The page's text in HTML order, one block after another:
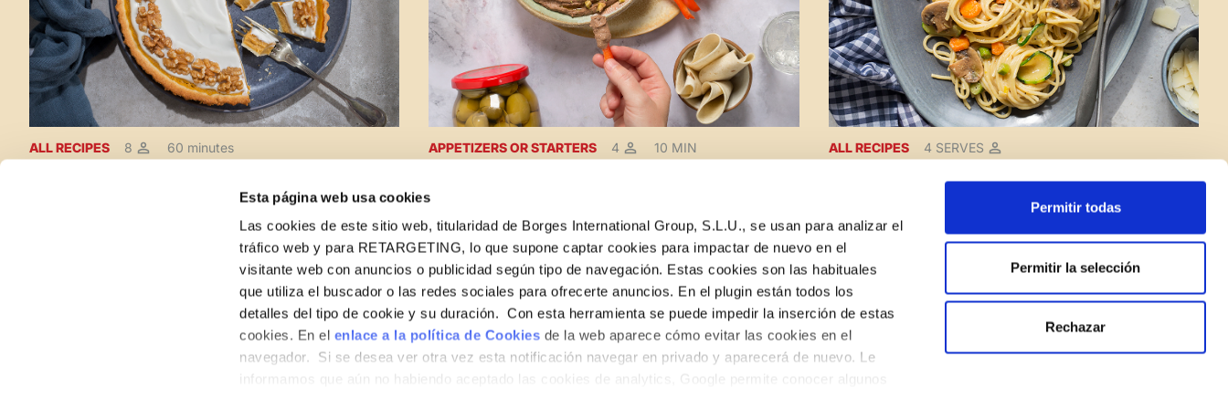
Esta página web usa cookies
Las cookies de este sitio web, titularidad de Borges International Group, S.L.U., se usan para analizar el
tráfico web y para RETARGETING, lo que supone captar cookies para impactar de nuevo en el
visitante web con anuncios o publicidad según tipo de navegación. Estas cookies son las habituales
que utiliza el buscador o las redes sociales para ofrecerte anuncios. En el plugin están todos los
detalles del tipo de cookie y su duración. Con esta herramienta se puede impedir la inserción de estas
cookies. En el enlace a la política de Cookies de la web aparece cómo evitar las cookies en el
navegador. Si se desea ver otra vez esta notificación navegar en privado y aparecerá de nuevo. Le
informamos que aún no habiendo aceptado las cookies de analytics, Google permite conocer algunos
Permitir todas
Permitir la selección
Rechazar
ALL RECIPES 8 60 minutes APPETIZERS OR STARTERS 4 10 MIN
Easy appetizer: Olive hummus
ALL RECIPES 4 SERVES
Spaghetti with vegetable carbonara